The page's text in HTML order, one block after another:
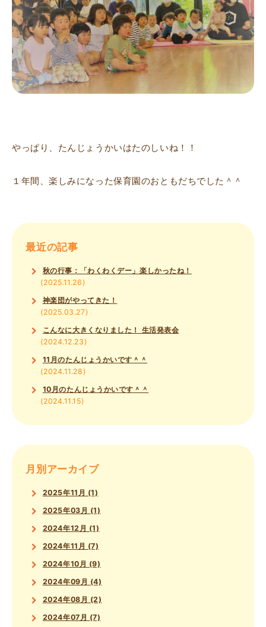
やっぱり、たんじょうかいはたのしいね！！
１年間、楽しみになった保育園のおともだちでした＾＾
最近の記事
秋の行事：「わくわくデー」楽しかったね！
(2025.11.26)
神楽団がやってきた！
(2025.03.27)
こんなに大きくなりました！ 生活発表会
(2024.12.23)
11月のたんじょうかいです＾＾
(2024.11.28)
10月のたんじょうかいです＾＾
(2024.11.15)
月別アーカイブ
2025年11月 (1)
2025年03月 (1)
2024年12月 (1)
2024年11月 (7)
2024年10月 (9)
2024年09月 (4)
2024年08月 (2)
2024年07月 (7)